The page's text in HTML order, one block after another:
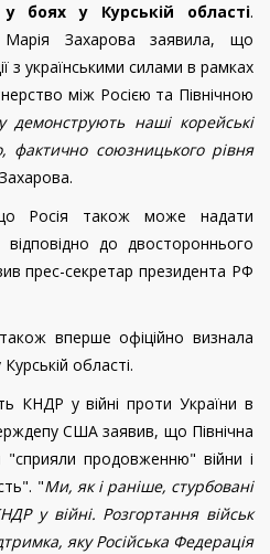
у боях у Курській області.
Марія Захарова заявила, що
з українськими силами в рамках
між Росією та Північною
демонструють наші корейські
фактично союзницького рівня
Росія також може надати
до двостороннього
прес-секретар президента РФ
вперше офіційно визнала
області.
КНДР у війні проти України в
США заявив, що Північна
"сприяли продовженню" війни і
"Ми, як і раніше, стурбовані
у війні. Розгортання військ
яку Російська Федерація